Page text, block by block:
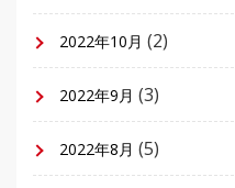
2022年10月 (2)
2022年9月 (3)
2022年8月 (5)